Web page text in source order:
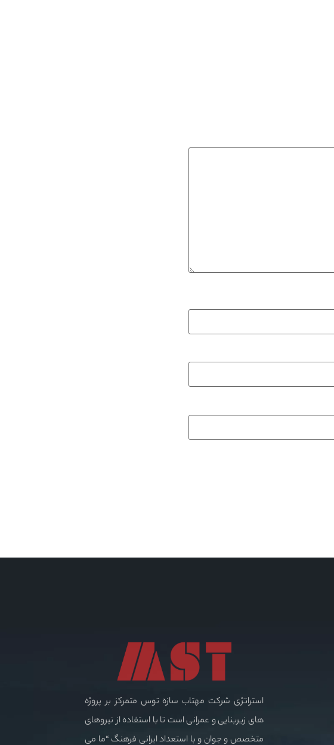
استراتژی شرکت مهتاب سازه توس متمرکز بر پروژه
های زیربنایی و عمرانی است تا با استفاده از نیروهای
متخصص و جوان و با استعداد ایرانی فرهنگ “ما می